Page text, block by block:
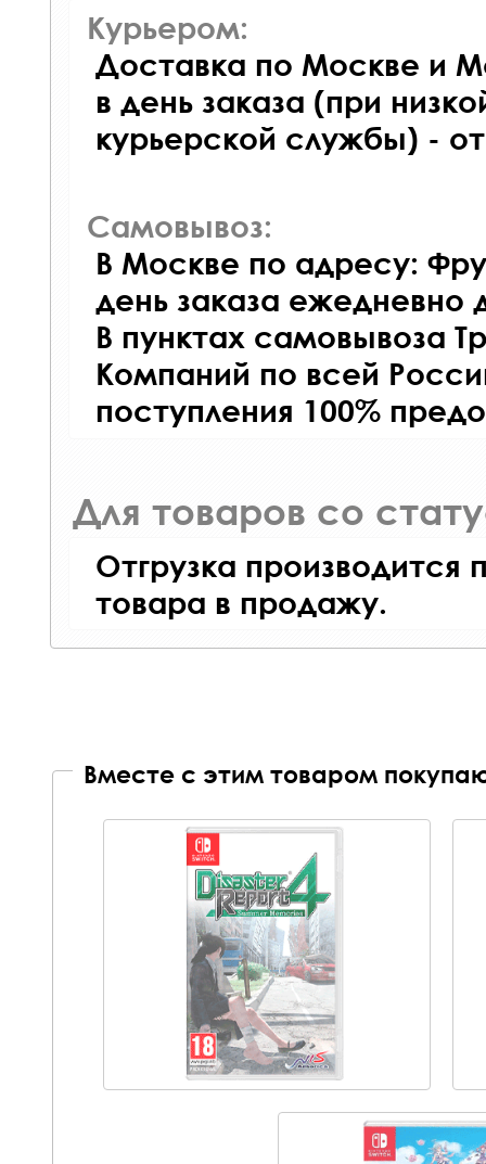
Курьером:
Доставка по Москве и
в день заказа (при
курьерской службы) -
Самовывоз:
В Москве по адресу:
день заказа ежедневно
В пунктах самовывоза
Компаний по всей
поступления 100%
Для товаров со
Отгрузка производится
товара в продажу.
Вместе с этим товаром